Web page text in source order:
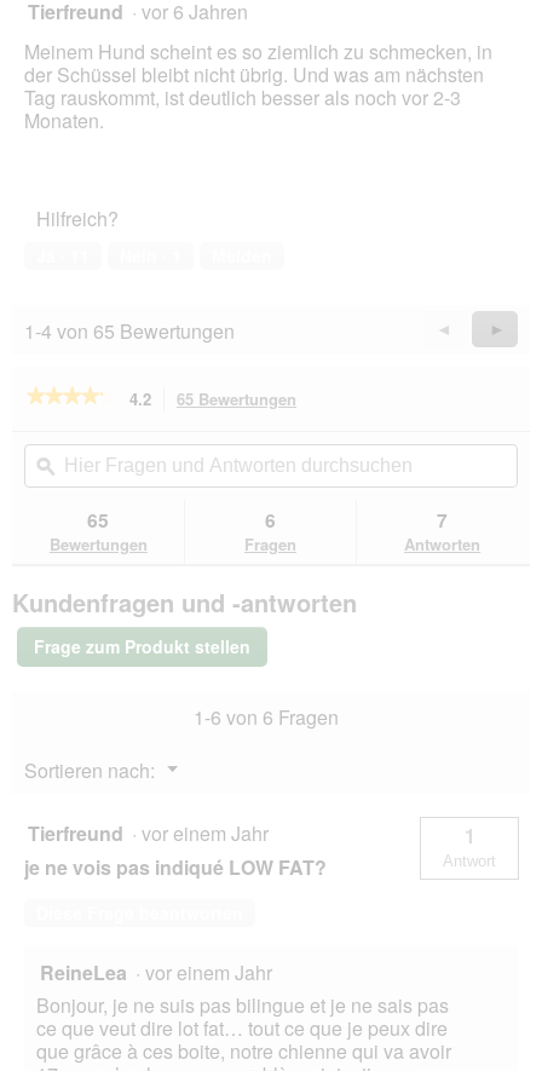
5
5
Sternen.
Tierfreund · vor 6 Jahren
Meinem Hund scheint es so ziemlich zu schmecken, in
der Schüssel bleibt nicht übrig. Und was am nächsten
Tag rauskommt, ist deutlich besser als noch vor 2-3
Monaten.
Hilfreich?
1-4 von 65 Bewertungen
Zurück
Reviews
◄
Weiter
►
★★★★★
★★★★★
5
lesen
RINTI
Intestinal
Adult
12x400
g
4.2 65 Bewertungen
Aktion
navigierst
du
Hier
Fragen
und
Antworten
durchsuchen
ϙ
65
Bewertungen
6
Fragen
7
Antworten
Kundenfragen und -antworten
Frage zum Produkt stellen
1-6 von 6 Fragen
Sortieren nach:
▼
Menü
Tierfreund · vor einem Jahr
je ne vois pas indiqué LOW FAT?
1
Antwort
ReineLea · vor einem Jahr
Bonjour, je ne suis pas bilingue et je ne sais pas
ce que veut dire lot fat… tout ce que je peux dire
que grâce à ces boite, notre chienne qui va avoir